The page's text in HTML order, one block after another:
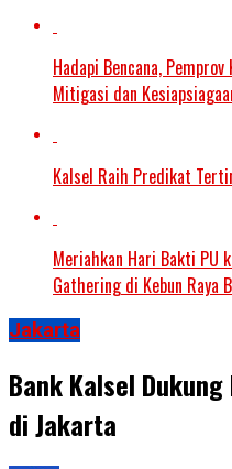
Hadapi Bencana,
Mitigasi dan
Kalsel Raih Predikat
Meriahkan Hari Bakti PU
Gathering di Kebun Raya
Jakarta
Bank Kalsel
di Jakarta